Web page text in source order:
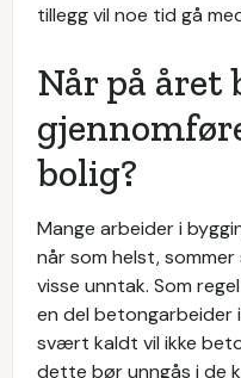
tillegg vil noe tid gå
Når på året
bolig?
Mange arbeider i
når som helst, sommer
visse unntak. Som
en del
svært kaldt vil ikke
dette bør unngås i de